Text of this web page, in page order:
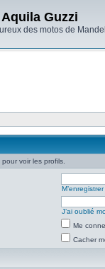
Aquila Guzzi
des motos de
voir les profils.
M’enregistrer
J’ai oublié
Me
Cacher